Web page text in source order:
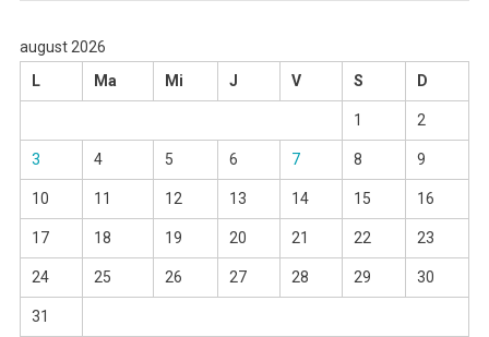
august 2026
L
Ma Mi J V S D
1 2
3 4 5 6 7 8 9
10 11 12 13 14 15 16
17 18 19 20 21 22 23
24 25 26 27 28 29 30
31